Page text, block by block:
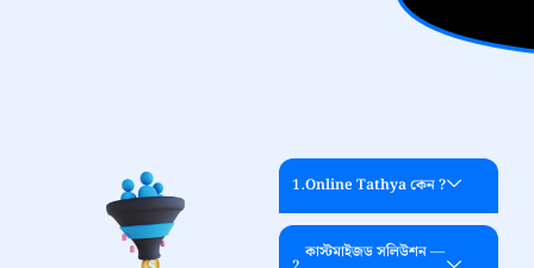
Online Tathya কেন ?
কাস্টমাইজড সলিউশন —